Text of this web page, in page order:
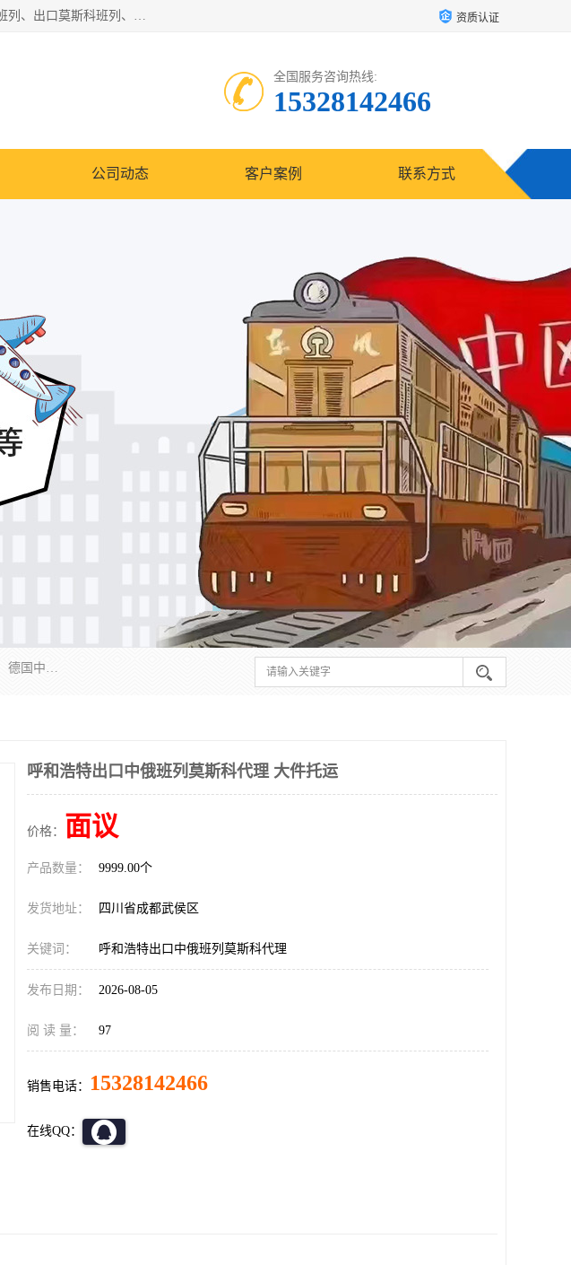
邦赋供应链管理成都有限公司是一家全球性的货物运输代理公司，主要从事：波兰中欧班列、德国中欧班列、出口莫斯科班列、中欧班列进口、蓉欧铁路、成都出口空运等业务，同时亦提供报关、报检、仓储、码头操作等服务。 资质认证
全国服务咨询热线:
15328142466
公司动态 客户案例 联系方式
邦赋供应链管理成都有限公司是一家全球性的货物运输代理公司，主要从事：波兰中欧班列、德国中欧班列、出口莫斯科班列、中欧班列进口、蓉欧铁路、成都出口空运等业务，同时亦提供报关、报检、仓储、码头操作等服务。
呼和浩特出口中俄班列莫斯科代理 大件托运
价格： 面议
产品数量： 9999.00个
发货地址： 四川省成都武侯区
关键词： 呼和浩特出口中俄班列莫斯科代理
发布日期： 2026-08-05
阅 读 量： 97
销售电话： 15328142466
在线QQ：